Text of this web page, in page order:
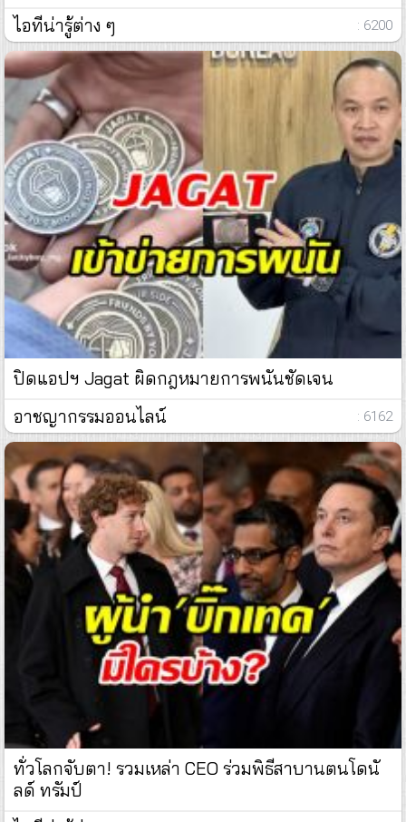
ไอทีน่ารู้ต่าง ๆ
: 6200
ปิดแอปฯ Jagat ผิดกฎหมายการพนันชัดเจน
อาชญากรรมออนไลน์
: 6162
ทั่วโลกจับตา! รวมเหล่า CEO ร่วมพิธีสาบานตนโดนั
ลด์ ทรัมป์